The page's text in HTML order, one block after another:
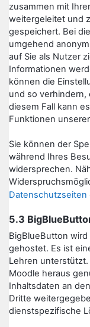
zusammen mit
weitergeleitet und
gespeichert. Bei
umgehend
auf Sie als Nutzer
Informationen
können die
und so
diesem Fall kann
Funktionen
Sie können der
während Ihres
widersprechen.
Datenschutzseiten
5.3
BigBlueButton
gehostet. Es ist
Lehren
Moodle heraus
Inhaltsdaten an
Dritte
dienstspezifische